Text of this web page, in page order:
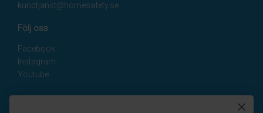
kundtjanst@homesafety.se
Följ oss
Facebook
Instagram
Youtube